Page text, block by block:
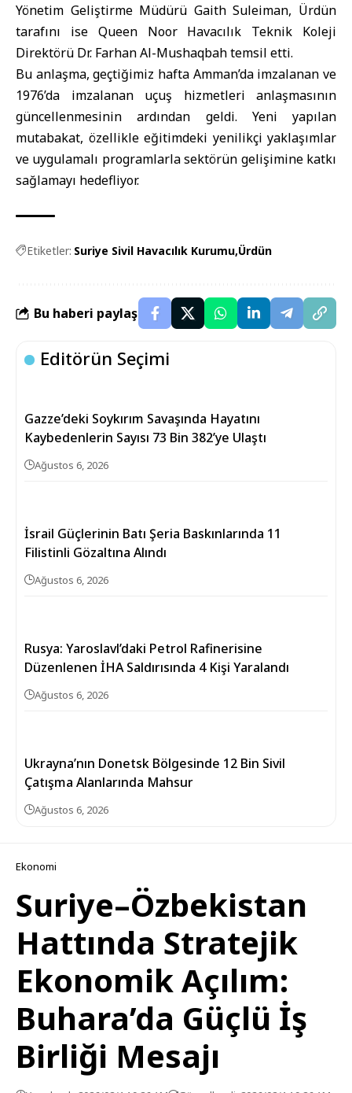
Yönetim Geliştirme Müdürü Gaith Suleiman, Ürdün
tarafını ise Queen Noor Havacılık Teknik Koleji
Direktörü Dr. Farhan Al-Mushaqbah temsil etti.
Bu anlaşma, geçtiğimiz hafta Amman’da imzalanan ve
1976’da imzalanan uçuş hizmetleri anlaşmasının
güncellenmesinin ardından geldi. Yeni yapılan
mutabakat, özellikle eğitimdeki yenilikçi yaklaşımlar
ve uygulamalı programlarla sektörün gelişimine katkı
sağlamayı hedefliyor.
Etiketler: Suriye Sivil Havacılık Kurumu Ürdün
Bu haberi paylaş
Editörün Seçimi
Gazze’deki Soykırım Savaşında Hayatını
Kaybedenlerin Sayısı 73 Bin 382’ye Ulaştı
Ağustos 6, 2026
İsrail Güçlerinin Batı Şeria Baskınlarında 11
Filistinli Gözaltına Alındı
Ağustos 6, 2026
Rusya: Yaroslavl’daki Petrol Rafinerisine
Düzenlenen İHA Saldırısında 4 Kişi Yaralandı
Ağustos 6, 2026
Ukrayna’nın Donetsk Bölgesinde 12 Bin Sivil
Çatışma Alanlarında Mahsur
Ağustos 6, 2026
Ekonomi
Suriye–Özbekistan
Hattında Stratejik
Ekonomik Açılım:
Buhara’da Güçlü İş
Birliği Mesajı